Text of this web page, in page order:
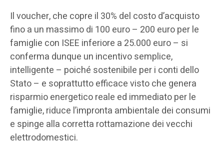
Il voucher, che copre il 30% del costo d’acquisto
fino a un massimo di 100 euro – 200 euro per le
famiglie con ISEE inferiore a 25.000 euro – si
conferma dunque un incentivo semplice,
intelligente – poiché sostenibile per i conti dello
Stato – e soprattutto efficace visto che genera
risparmio energetico reale ed immediato per le
famiglie, riduce l’impronta ambientale dei consumi
e spinge alla corretta rottamazione dei vecchi
elettrodomestici.